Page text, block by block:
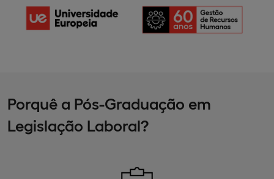
Porquê a Pós-Graduação em
Legislação Laboral?